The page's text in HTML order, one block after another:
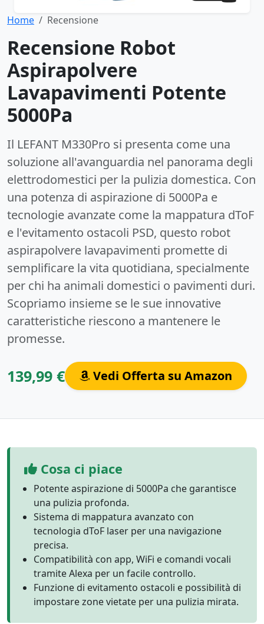
Home Recensione
Recensione Robot
Aspirapolvere
Lavapavimenti Potente
5000Pa
Il LEFANT M330Pro si presenta come una
soluzione all'avanguardia nel panorama degli
elettrodomestici per la pulizia domestica. Con
una potenza di aspirazione di 5000Pa e
tecnologie avanzate come la mappatura dToF
e l'evitamento ostacoli PSD, questo robot
aspirapolvere lavapavimenti promette di
semplificare la vita quotidiana, specialmente
per chi ha animali domestici o pavimenti duri.
Scopriamo insieme se le sue innovative
caratteristiche riescono a mantenere le
promesse.
139,99 € Vedi Offerta su Amazon
Cosa ci piace
Potente aspirazione di 5000Pa che garantisce
una pulizia profonda.
Sistema di mappatura avanzato con
tecnologia dToF laser per una navigazione
precisa.
Compatibilità con app, WiFi e comandi vocali
tramite Alexa per un facile controllo.
Funzione di evitamento ostacoli e possibilità di
impostare zone vietate per una pulizia mirata.